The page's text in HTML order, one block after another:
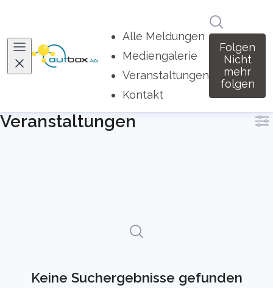
Alle Meldungen
Mediengalerie
Veranstaltungen (current)
Kontakt
Folgen
Nicht
mehr
folgen
Veranstaltungen
Keine Suchergebnisse gefunden